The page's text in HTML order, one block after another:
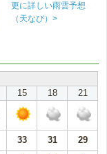
更に詳しい雨雲予想
（天なび）>
15 18 21
33 31
29